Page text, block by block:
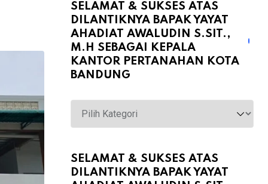
SELAMAT & SUKSES ATAS
DILANTIKNYA BAPAK YAYAT
AHADIAT AWALUDIN S.SIT.,
M.H SEBAGAI KEPALA
KANTOR PERTANAHAN KOTA
BANDUNG
Selamat
&
atas
Dilantiknya
SELAMAT & SUKSES ATAS
DILANTIKNYA BAPAK YAYAT